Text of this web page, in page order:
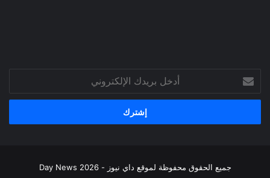
أدخل
بريدك
الإلكتروني
جميع الحقوق محفوظة لموقع داي نيوز - Day News 2026